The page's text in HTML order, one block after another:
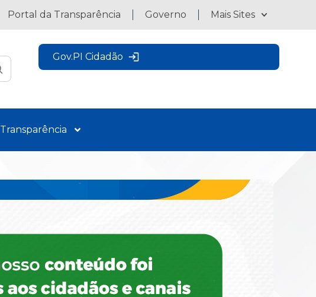
Portal da Transparência Governo Mais Sites
Gov.PI Cidadão
Transparência